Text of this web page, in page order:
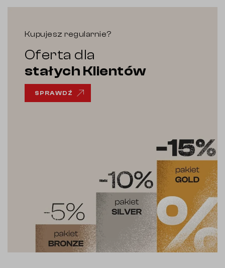
Kupujesz regularnie?
Oferta dla
stałych Klientów
SPRAWDŹ